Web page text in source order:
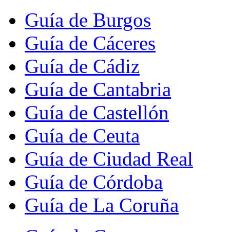
Guía de Burgos
Guía de Cáceres
Guía de Cádiz
Guía de Cantabria
Guía de Castellón
Guía de Ceuta
Guía de Ciudad Real
Guía de Córdoba
Guía de La Coruña